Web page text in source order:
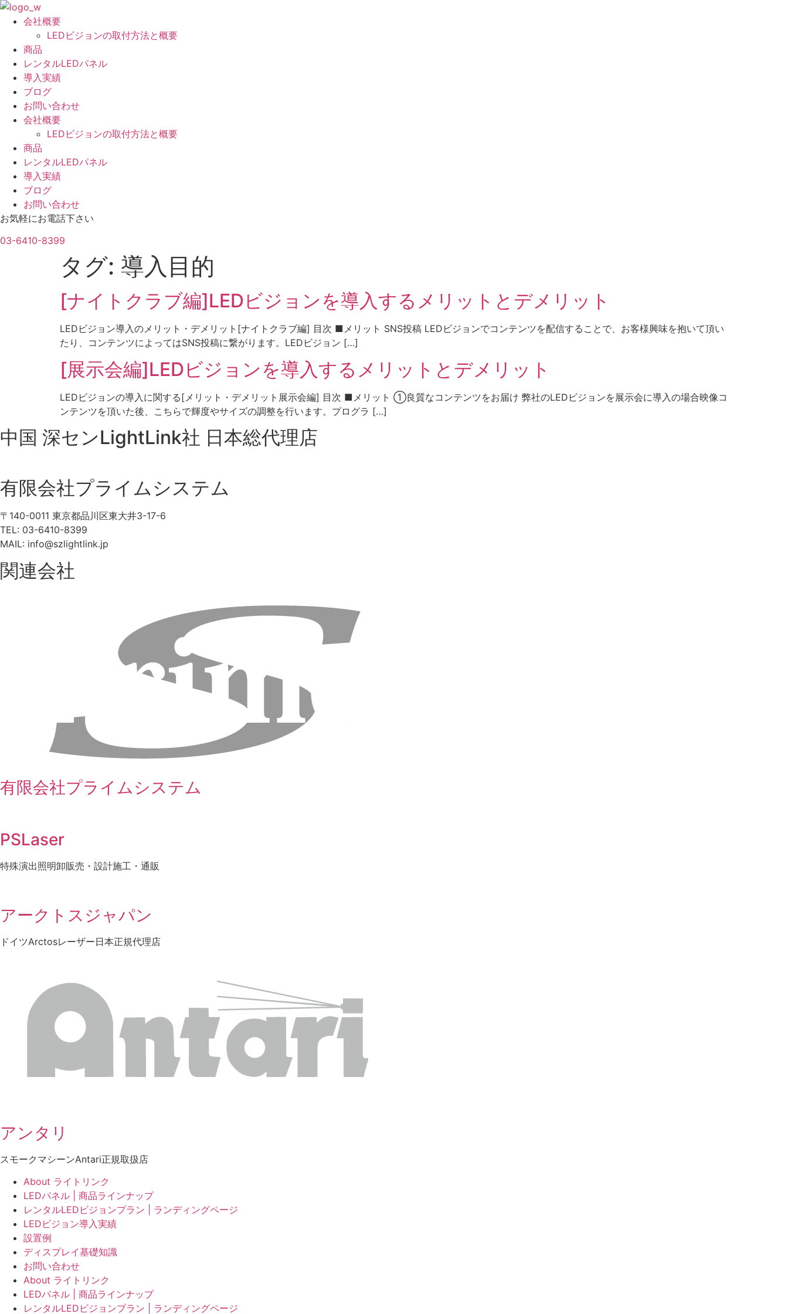
コ
会社概要
LEDビジョンの取付方法と概要
商品
レンタルLEDパネル
導入実績
ブログ
お問い合わせ
会社概要
LEDビジョンの取付方法と概要
商品
レンタルLEDパネル
導入実績
ブログ
お問い合わせ
お気軽にお電話下さい
03-6410-8399
タグ: 導入目的
[ナイトクラブ編]LEDビジョンを導入するメリットとデメリット
LEDビジョン導入のメリット・デメリット[ナイトクラブ編] 目次 ■メリット SNS投稿 LEDビジョンでコンテンツを配信することで、お客様興味を抱いて頂い
たり、コンテンツによってはSNS投稿に繋がります。LEDビジョン […]
[展示会編]LEDビジョンを導入するメリットとデメリット
LEDビジョンの導入に関する[メリット・デメリット展示会編] 目次 ■メリット ①良質なコンテンツをお届け 弊社のLEDビジョンを展示会に導入の場合映像コ
ンテンツを頂いた後、こちらで輝度やサイズの調整を行います。プログラ […]
中国 深センLightLink社 日本総代理店
有限会社プライムシステム
〒140-0011 東京都品川区東大井3-17-6
TEL: 03-6410-8399
MAIL: info@szlightlink.jp
関連会社
有限会社プライムシステム
PSLaser
特殊演出照明卸販売・設計施工・通販
アークトスジャパン
ドイツArctosレーザー日本正規代理店
アンタリ
スモークマシーンAntari正規取扱店
About ライトリンク
LEDパネル | 商品ラインナップ
レンタルLEDビジョンプラン | ランディングページ
LEDビジョン導入実績
設置例
ディスプレイ基礎知識
お問い合わせ
About ライトリンク
LEDパネル | 商品ラインナップ
レンタルLEDビジョンプラン | ランディングページ